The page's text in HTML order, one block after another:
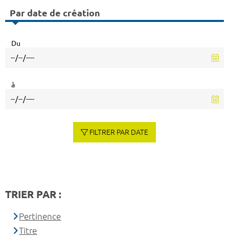
Par date de création
Du
à
FILTRER PAR DATE
TRIER PAR :
Pertinence
Titre